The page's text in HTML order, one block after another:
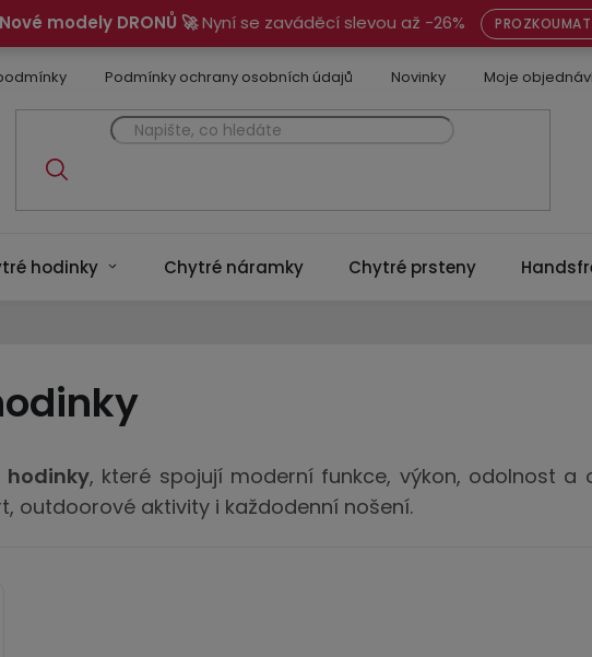
modely DRONŮ 🚀Nyní se zaváděcí slevou až -26%
Podmínky ochrany osobních údajů Novinky Moje
hodinky Chytré náramky Chytré prsteny
hodinky, které spojují moderní funkce, výkon, odolnost
outdoorové aktivity i každodenní nošení.